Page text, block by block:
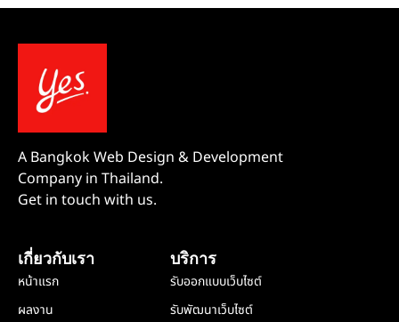
A Bangkok Web Design & Development
Company in Thailand.
Get in touch with us.
เกี่ยวกับเรา
หน้าแรก
ผลงาน
บริการ
รับออกแบบเว็บไซต์
รับพัฒนาเว็บไซต์